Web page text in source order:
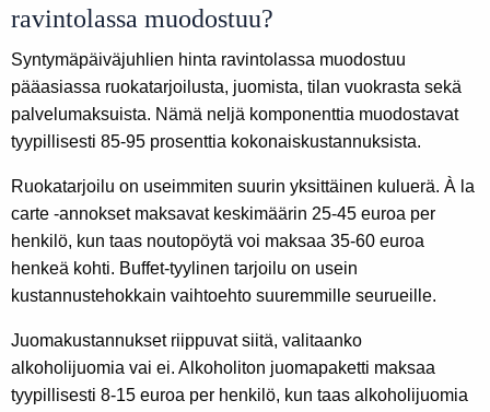
ravintolassa muodostuu?
Syntymäpäiväjuhlien hinta ravintolassa muodostuu
pääasiassa ruokatarjoilusta, juomista, tilan vuokrasta sekä
palvelumaksuista. Nämä neljä komponenttia muodostavat
tyypillisesti 85-95 prosenttia kokonaiskustannuksista.
Ruokatarjoilu on useimmiten suurin yksittäinen kuluerä. À la
carte -annokset maksavat keskimäärin 25-45 euroa per
henkilö, kun taas noutopöytä voi maksaa 35-60 euroa
henkeä kohti. Buffet-tyylinen tarjoilu on usein
kustannustehokkain vaihtoehto suuremmille seurueille.
Juomakustannukset riippuvat siitä, valitaanko
alkoholijuomia vai ei. Alkoholiton juomapaketti maksaa
tyypillisesti 8-15 euroa per henkilö, kun taas alkoholijuomia